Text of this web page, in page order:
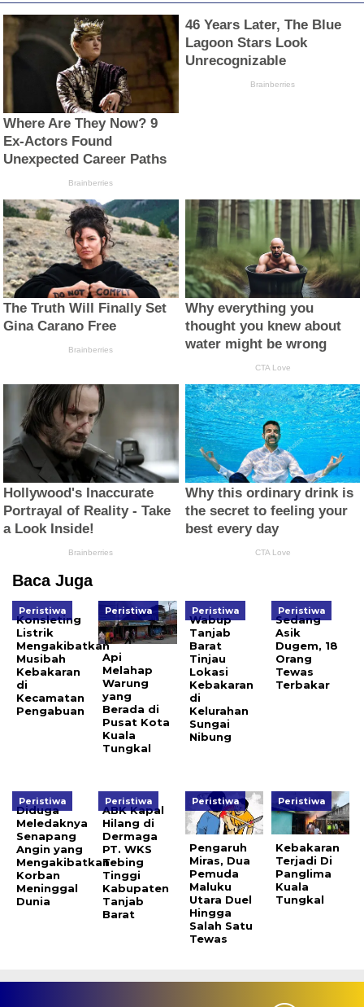
Baca Juga
Peristiwa
Konsleting
Listrik
Mengakibatkan
Musibah
Kebakaran
di
Kecamatan
Pengabuan
Peristiwa
Api
Melahap
Warung
yang
Berada di
Pusat Kota
Kuala
Tungkal
Peristiwa
Wabup
Tanjab
Barat
Tinjau
Lokasi
Kebakaran
di
Kelurahan
Sungai
Nibung
Peristiwa
Sedang
Asik
Dugem, 18
Orang
Tewas
Terbakar
Peristiwa
Diduga
Meledaknya
Senapang
Angin yang
Mengakibatkan
Korban
Meninggal
Dunia
Peristiwa
ABK Kapal
Hilang di
Dermaga
PT. WKS
Tebing
Tinggi
Kabupaten
Tanjab
Barat
Peristiwa
Pengaruh
Miras, Dua
Pemuda
Maluku
Utara Duel
Hingga
Salah Satu
Tewas
Peristiwa
Kebakaran
Terjadi Di
Panglima
Kuala
Tungkal